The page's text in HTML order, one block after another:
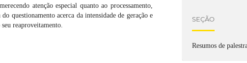
atenção especial quanto ao processamento,
questionamento acerca da intensidade de geração e
reaproveitamento.
SEÇÃO
Resumos de